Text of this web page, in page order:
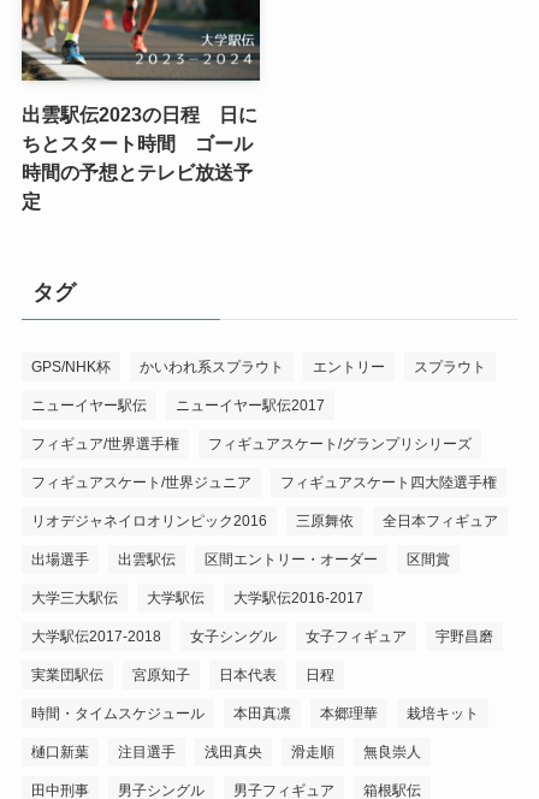
出雲駅伝2023の日程 日に
ちとスタート時間 ゴール
時間の予想とテレビ放送予
定
タグ
GPS/NHK杯 かいわれ系スプラウト エントリー スプラウト
ニューイヤー駅伝 ニューイヤー駅伝2017
フィギュア/世界選手権 フィギュアスケート/グランプリシリーズ
フィギュアスケート/世界ジュニア フィギュアスケート四大陸選手権
リオデジャネイロオリンピック2016 三原舞依 全日本フィギュア
出場選手 出雲駅伝 区間エントリー・オーダー 区間賞
大学三大駅伝 大学駅伝 大学駅伝2016-2017
大学駅伝2017-2018 女子シングル 女子フィギュア 宇野昌磨
実業団駅伝 宮原知子 日本代表 日程
時間・タイムスケジュール 本田真凛 本郷理華 栽培キット
樋口新葉 注目選手 浅田真央 滑走順 無良崇人
田中刑事 男子シングル 男子フィギュア 箱根駅伝